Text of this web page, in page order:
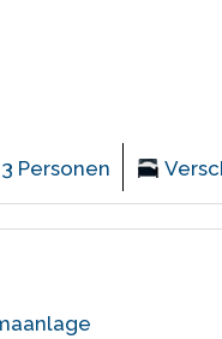
Personen